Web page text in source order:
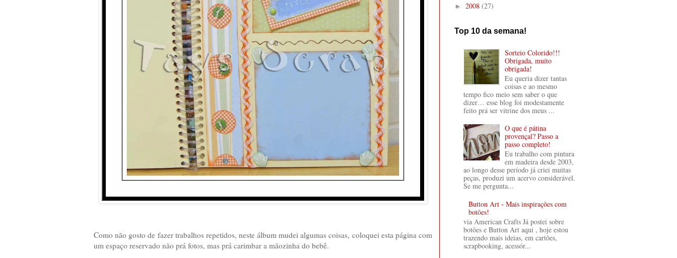
Como não gosto de fazer trabalhos repetidos, neste álbum mudei algumas coisas, coloquei esta página com
um espaço reservado não prá fotos, mas prá carimbar a mãozinha do bebê.
► 2008 (27)
Top 10 da semana!
Sorteio Colorido!!!
Obrigada, muito
obrigada!
Eu queria dizer tantas
coisas e ao mesmo
tempo fico meio sem saber o que
dizer… esse blog foi modestamente
feito prá ser vitrine dos meus ...
O que é pátina
provençal? Passo a
passo completo!
Eu trabalho com pintura
em madeira desde 2003,
ao longo desse período já criei muitas
peças, produzi um acervo considerável.
Se me pergunta...
Button Art - Mais inspirações com
botões!
via American Crafts Já postei sobre
botões e Button Art aqui , hoje estou
trazendo mais ideias, em cartões,
scrapbooking, acessór...